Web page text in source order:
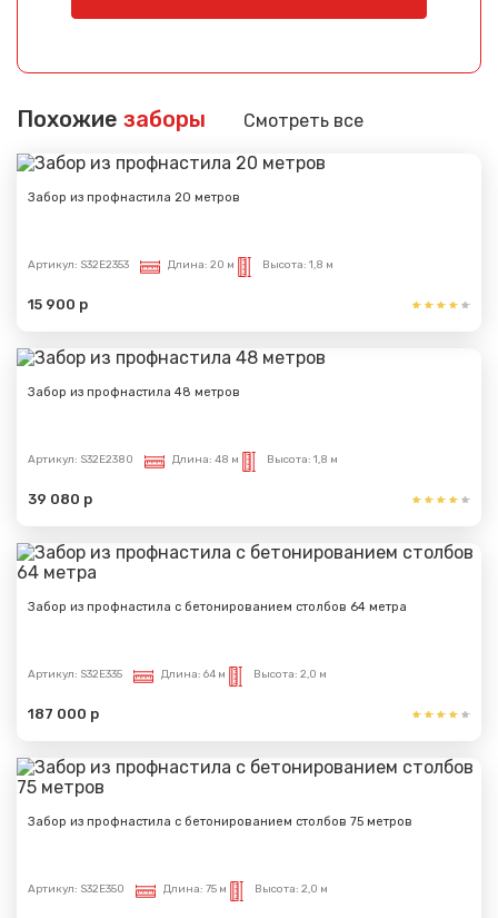
Похожие заборы Смотреть все
Забор из профнастила 20 метров
Артикул: S32E2353 Длина: 20 м Высота: 1,8 м
15 900 р
Забор из профнастила 48 метров
Артикул: S32E2380 Длина: 48 м Высота: 1,8 м
39 080 р
Забор из профнастила с бетонированием столбов 64 метра
Артикул: S32E335 Длина: 64 м Высота: 2,0 м
187 000 р
Забор из профнастила с бетонированием столбов 75 метров
Артикул: S32E350 Длина: 75 м Высота: 2,0 м
Сообщение успешно
Спасибо за обращение, наш специалист свяжется с